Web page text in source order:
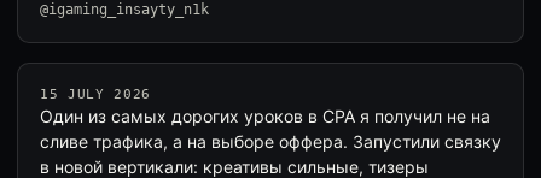
@igaming_insayty_n1k
15 JULY 2026
Один из самых дорогих уроков в CPA я получил не на
сливе трафика, а на выборе оффера. Запустили связку
в новой вертикали: креативы сильные, тизеры